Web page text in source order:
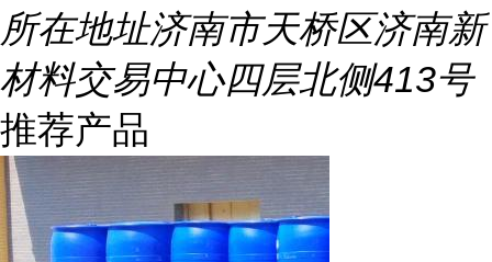
所在地址济南市天桥区济南新
材料交易中心四层北侧413号
推荐产品